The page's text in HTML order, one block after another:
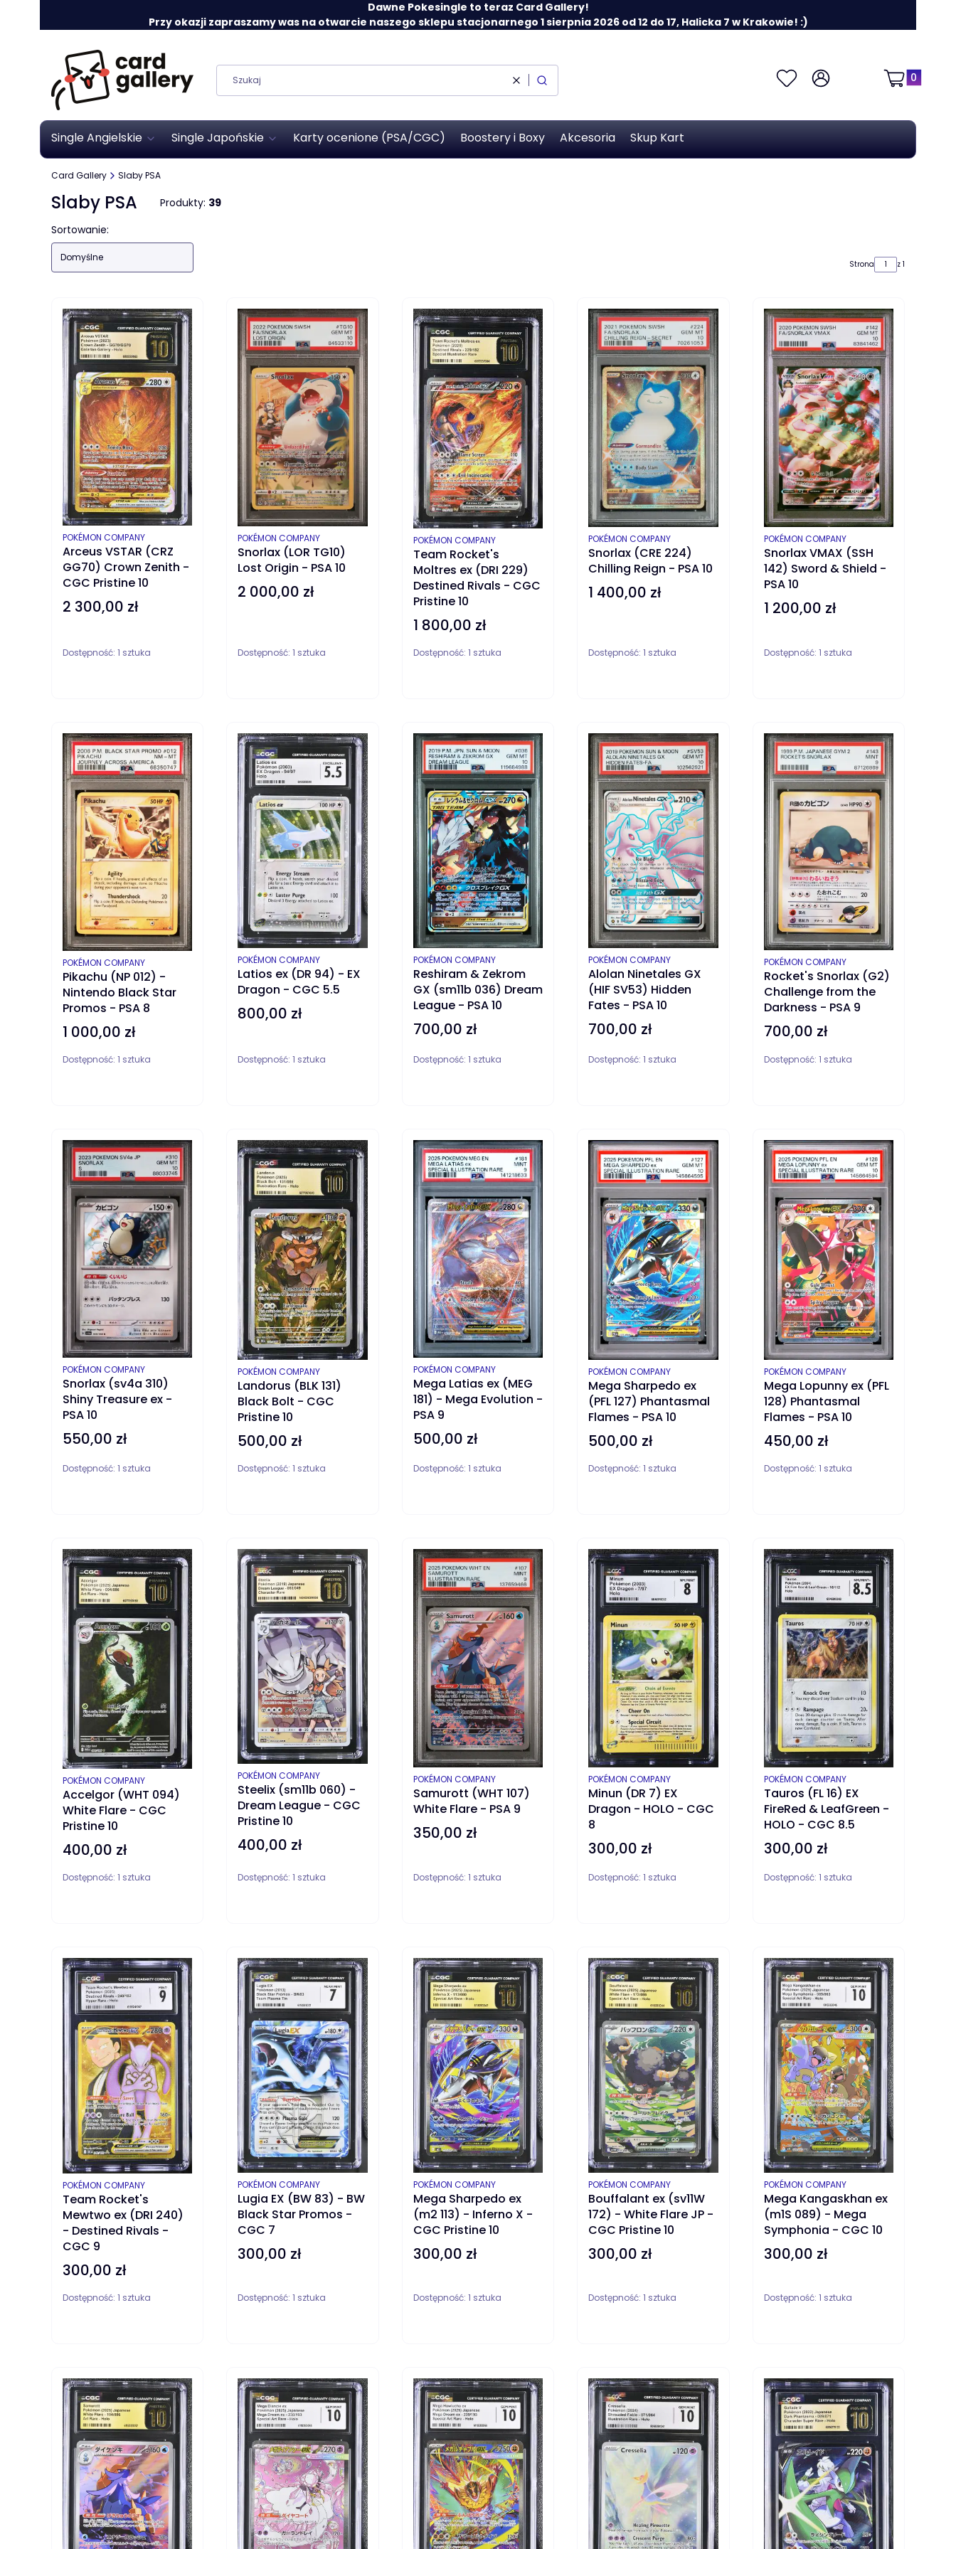
Dawne Pokesingle to teraz Card Gallery!
Przy okazji zapraszamy was na otwarcie naszego sklepu stacjonarnego 1 sierpnia 2026 od 12 do 17, Halicka 7 w Krakowie! :)
WyczyśćSzukaj UlubioneZaloguj się
Produkty w
Koszyk
Single Angielskie Single Japońskie Karty ocenione (PSA/CGC) Boostery i Boxy Akcesoria Skup Kart
Card Gallery Slaby PSA
Slaby PSA Produkty: 39
Lista produktów
Sortowanie:
Domyślne
Strona z 1
Arceus VSTAR (CRZ
GG70) Crown Zenith -
CGC Pristine 10
PRODUCENT
POKÉMON COMPANY
Cena
2 300,00 zł
Dostępność: 1 sztuka
Snorlax (LOR TG10)
Lost Origin - PSA 10
PRODUCENT
POKÉMON COMPANY
Cena
2 000,00 zł
Dostępność:1 sztuka
Team Rocket's
Moltres ex (DRI 229)
Destined Rivals - CGC
Pristine 10
PRODUCENT
POKÉMON COMPANY
Cena
1 800,00 zł
Dostępność: 1 sztuka
Snorlax (CRE 224)
Chilling Reign - PSA 10
PRODUCENT
POKÉMON COMPANY
Cena
1 400,00 zł
Dostępność:1 sztuka
Snorlax VMAX (SSH
142) Sword & Shield -
PSA 10
PRODUCENT
POKÉMON COMPANY
Cena
1 200,00 zł
Dostępność: 1 sztuka
Pikachu (NP 012) -
Nintendo Black Star
Promos - PSA 8
PRODUCENT
POKÉMON COMPANY
Cena
1 000,00 zł
Dostępność: 1 sztuka
Latios ex (DR 94) - EX
Dragon - CGC 5.5
PRODUCENT
POKÉMON COMPANY
Cena
800,00 zł
Dostępność:1 sztuka
Reshiram & Zekrom
GX (sm11b 036) Dream
League - PSA 10
PRODUCENT
POKÉMON COMPANY
Cena
700,00 zł
Dostępność: 1 sztuka
Alolan Ninetales GX
(HIF SV53) Hidden
Fates - PSA 10
PRODUCENT
POKÉMON COMPANY
Cena
700,00 zł
Dostępność:1 sztuka
Rocket's Snorlax (G2)
Challenge from the
Darkness - PSA 9
PRODUCENT
POKÉMON COMPANY
Cena
700,00 zł
Dostępność: 1 sztuka
Snorlax (sv4a 310)
Shiny Treasure ex -
PSA 10
PRODUCENT
POKÉMON COMPANY
Cena
550,00 zł
Dostępność: 1 sztuka
Landorus (BLK 131)
Black Bolt - CGC
Pristine 10
PRODUCENT
POKÉMON COMPANY
Cena
500,00 zł
Dostępność:1 sztuka
Mega Latias ex (MEG
181) - Mega Evolution -
PSA 9
PRODUCENT
POKÉMON COMPANY
Cena
500,00 zł
Dostępność: 1 sztuka
Mega Sharpedo ex
(PFL 127) Phantasmal
Flames - PSA 10
PRODUCENT
POKÉMON COMPANY
Cena
500,00 zł
Dostępność:1 sztuka
Mega Lopunny ex (PFL
128) Phantasmal
Flames - PSA 10
PRODUCENT
POKÉMON COMPANY
Cena
450,00 zł
Dostępność: 1 sztuka
Accelgor (WHT 094)
White Flare - CGC
Pristine 10
PRODUCENT
POKÉMON COMPANY
Cena
400,00 zł
Dostępność: 1 sztuka
Steelix (sm11b 060) -
Dream League - CGC
Pristine 10
PRODUCENT
POKÉMON COMPANY
Cena
400,00 zł
Dostępność:1 sztuka
Samurott (WHT 107)
White Flare - PSA 9
PRODUCENT
POKÉMON COMPANY
Cena
350,00 zł
Dostępność: 1 sztuka
Minun (DR 7) EX
Dragon - HOLO - CGC
8
PRODUCENT
POKÉMON COMPANY
Cena
300,00 zł
Dostępność:1 sztuka
Tauros (FL 16) EX
FireRed & LeafGreen -
HOLO - CGC 8.5
PRODUCENT
POKÉMON COMPANY
Cena
300,00 zł
Dostępność: 1 sztuka
Team Rocket's
Mewtwo ex (DRI 240)
- Destined Rivals -
CGC 9
PRODUCENT
POKÉMON COMPANY
Cena
300,00 zł
Dostępność: 1 sztuka
Lugia EX (BW 83) - BW
Black Star Promos -
CGC 7
PRODUCENT
POKÉMON COMPANY
Cena
300,00 zł
Dostępność:1 sztuka
Mega Sharpedo ex
(m2 113) - Inferno X -
CGC Pristine 10
PRODUCENT
POKÉMON COMPANY
Cena
300,00 zł
Dostępność: 1 sztuka
Bouffalant ex (sv11W
172) - White Flare JP -
CGC Pristine 10
PRODUCENT
POKÉMON COMPANY
Cena
300,00 zł
Dostępność:1 sztuka
Mega Kangaskhan ex
(m1S 089) - Mega
Symphonia - CGC 10
PRODUCENT
POKÉMON COMPANY
Cena
300,00 zł
Dostępność: 1 sztuka